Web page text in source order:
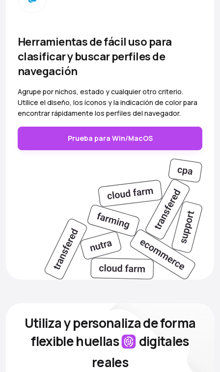
Herramientas de fácil uso para
clasificar y buscar perfiles de
navegación
Agrupe por nichos, estado y cualquier otro criterio.
Utilice el diseño, los íconos y la indicación de color para
encontrar rápidamente los perfiles del navegador.
Prueba para Win/MacOS
Utiliza y personaliza de forma
flexiblehuellas
digitales
reales